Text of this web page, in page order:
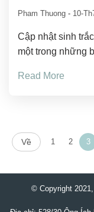
Pham Thuong - 10-
Cập nhật sinh
một trong những
Read More
Về 1 2 3
© Copyright